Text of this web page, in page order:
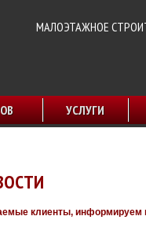
МАЛОЭТАЖНОЕ
УСЛУГИ
клиенты, информируем